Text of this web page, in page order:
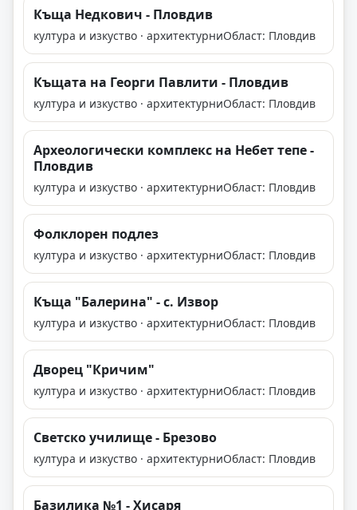
Къща Недкович - Пловдив
култура и изкуство · архитектурниОбласт: Пловдив
Къщата на Георги Павлити - Пловдив
култура и изкуство · архитектурниОбласт: Пловдив
Археологически комплекс на Небет тепе -
Пловдив
култура и изкуство · архитектурниОбласт: Пловдив
Фолклорен подлез
култура и изкуство · архитектурниОбласт: Пловдив
Къща "Балерина" - с. Извор
култура и изкуство · архитектурниОбласт: Пловдив
Дворец "Кричим"
култура и изкуство · архитектурниОбласт: Пловдив
Светско училище - Брезово
култура и изкуство · архитектурниОбласт: Пловдив
Базилика №1 - Хисаря